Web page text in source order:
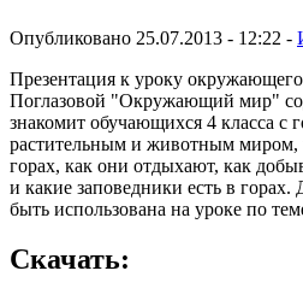
Опубликовано 25.07.2013 - 12:22 -
Презентация к уроку
Поглазовой "Окружающий мир"
знакомит обучающихся 4 класса с
растительным и животным миром,
горах, как они отдыхают, как
и какие заповедники есть в
быть использована на уроке по
Скачать: